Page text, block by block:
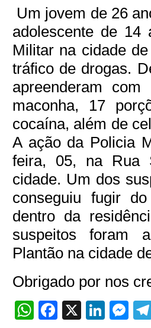
Um jovem de 26
adolescente de 14
Militar na cidade
tráfico de drogas.
apreenderam
maconha, 17
cocaína, além de
A ação da Policia
feira, 05, na Rua
cidade. Um dos
conseguiu fugir
dentro da
suspeitos foram
Plantão na cidade
Obrigado por nos
WhatsApp
Facebook
X